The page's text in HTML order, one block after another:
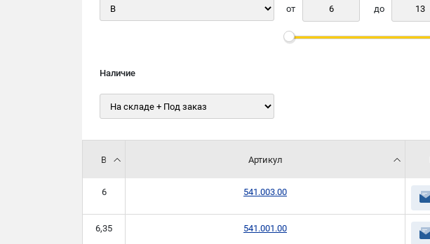
от до
Наличие
B
6
Артикул
541.003.00
6,35 541.001.00